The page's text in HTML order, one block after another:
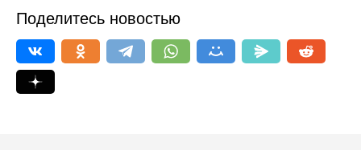
Поделитесь новостью